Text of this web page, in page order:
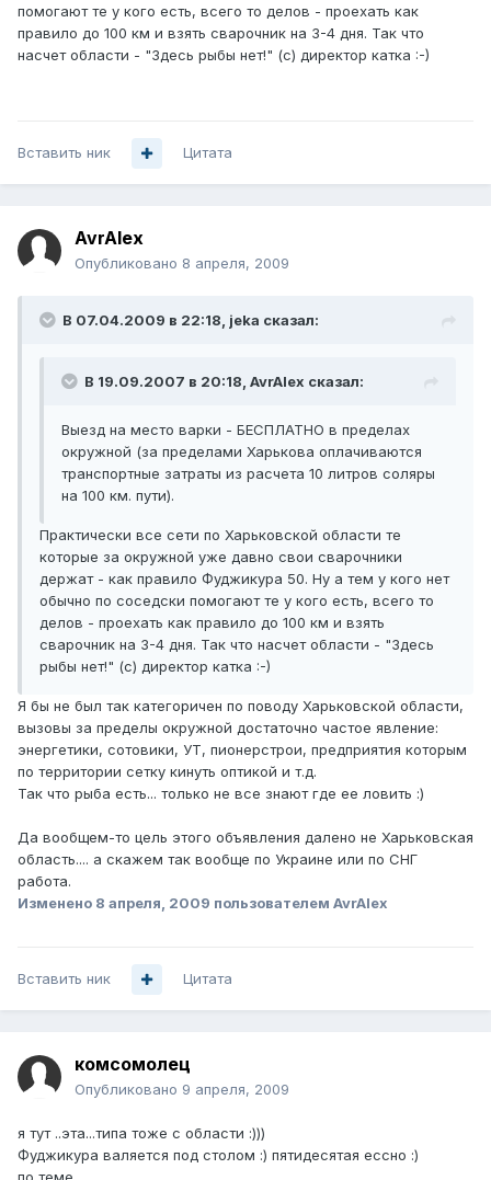
помогают те у кого есть, всего то делов - проехать как
правило до 100 км и взять сварочник на 3-4 дня. Так что
насчет области - "Здесь рыбы нет!" (с) директор катка :-)
Вставить ник Цитата
AvrAlex
Опубликовано 8 апреля, 2009
В 07.04.2009 в 22:18, jeka сказал:
В 19.09.2007 в 20:18, AvrAlex сказал:
Выезд на место варки - БЕСПЛАТНО в пределах
окружной (за пределами Харькова оплачиваются
транспортные затраты из расчета 10 литров соляры
на 100 км. пути).
Практически все сети по Харьковской области те
которые за окружной уже давно свои сварочники
держат - как правило Фуджикура 50. Ну а тем у кого нет
обычно по соседски помогают те у кого есть, всего то
делов - проехать как правило до 100 км и взять
сварочник на 3-4 дня. Так что насчет области - "Здесь
рыбы нет!" (с) директор катка :-)
Я бы не был так категоричен по поводу Харьковской области,
вызовы за пределы окружной достаточно частое явление:
энергетики, сотовики, УТ, пионерстрои, предприятия которым
по территории сетку кинуть оптикой и т.д.
Так что рыба есть... только не все знают где ее ловить :)
Да вообщем-то цель этого объявления далено не Харьковская
область.... а скажем так вообще по Украине или по СНГ
работа.
Изменено 8 апреля, 2009 пользователем AvrAlex
Вставить ник Цитата
комсомолец
Опубликовано 9 апреля, 2009
я тут ..эта...типа тоже с области :)))
Фуджикура валяется под столом :) пятидесятая ессно :)